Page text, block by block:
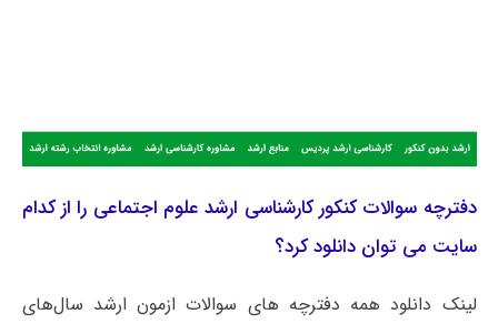
دفترچه سوالات کنکور کارشناسی ارشد علوم اجتماعی را از کدام
سایت می توان دانلود کرد؟
لینک دانلود همه دفترچه های سوالات ازمون ارشد سال‌های